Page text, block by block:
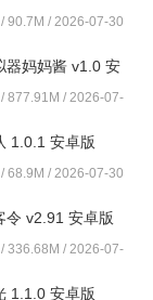
算(与难度无关，
武将篇章以学习特
我军的最大等级与
励有回合数要求，
示进草丛后，第三
过关就可以。秦毅
版
90.7M / 2026-07-30
器妈妈酱 v1.0 安
877.91M / 2026-07-
1.0.1 安卓版
68.9M / 2026-07-30
令 v2.91 安卓版
336.68M / 2026-07-
1.1.0 安卓版